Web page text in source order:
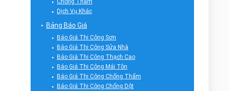
Chống Thấm
Dịch Vụ Khác
Bảng Báo Giá
Báo Giá Thi Công Sơn
Báo Giá Thi Công Sửa Nhà
Báo Giá Thi Công Thạch Cao
Báo Giá Thi Công Mái Tôn
Báo Giá Thi Công Chống Thấm
Báo Giá Thi Công Chống Dột